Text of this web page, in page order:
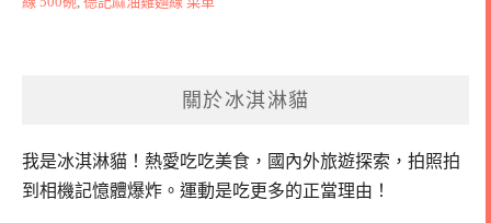
關於冰淇淋貓
我是冰淇淋貓！ 熱愛吃吃美食，國內外旅遊探索，拍照拍
到相機記憶體爆炸。 運動是吃更多的正當理由！